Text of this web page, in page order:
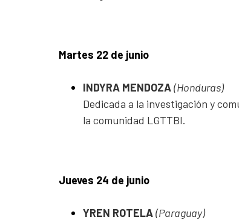
Martes 22 de junio
INDYRA MENDOZA(Honduras)
Dedicada a la investigación y
la comunidad LGTTBI.
Jueves 24 de junio
YREN ROTELA(Paraguay)